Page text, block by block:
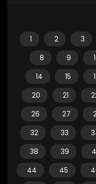
1 2 3
8
9
14
15
20
21
26
27
32
33
38
39
44
45